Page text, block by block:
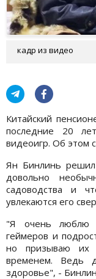
кадр из видео
Китайский
последние 20
видеоигр. Об этом
Ян Бинлинь
довольно
садоводства и
увлекаются его
"Я очень люблю
геймеров и
но призываю их
временем. Ведь
здоровье", -